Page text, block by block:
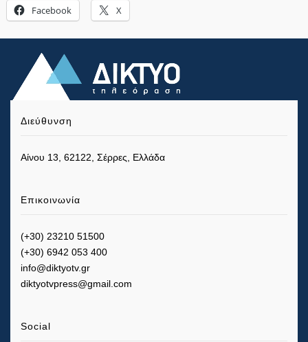
Facebook X
Διεύθυνση
Αίνου 13, 62122, Σέρρες, Ελλάδα
Επικοινωνία
(+30) 23210 51500
(+30) 6942 053 400
info@diktyotv.gr
diktyotvpress@gmail.com
Social